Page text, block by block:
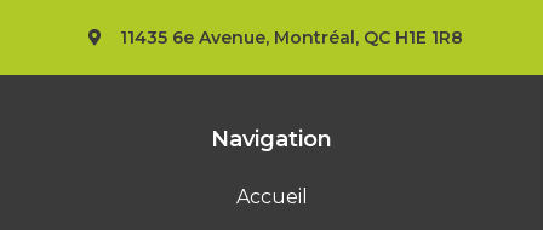
11435 6e Avenue, Montréal, QC H1E 1R8
Navigation
Accueil